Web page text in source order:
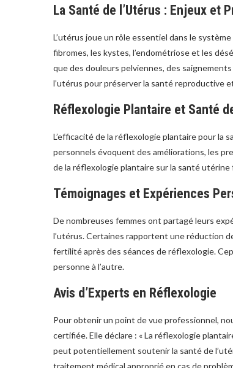
La Santé de l’Utérus : Enjeux et
L’utérus joue un rôle essentiel dans le
fibromes, les kystes, l’endométriose et les
que des douleurs pelviennes, des
l’utérus pour préserver la santé reproductive
Réflexologie Plantaire et Santé
L’efficacité de la réflexologie plantaire pour la
personnels évoquent des améliorations, les
de la réflexologie plantaire sur la santé
Témoignages et Expériences
De nombreuses femmes ont partagé leurs
l’utérus. Certaines rapportent une réduction
fertilité après des séances de réflexologie.
personne à l’autre.
Avis d’Experts en Réflexologie
Pour obtenir un point de vue professionnel,
certifiée. Elle déclare : « La réflexologie
peut potentiellement soutenir la santé de
traitement médical approprié en cas de